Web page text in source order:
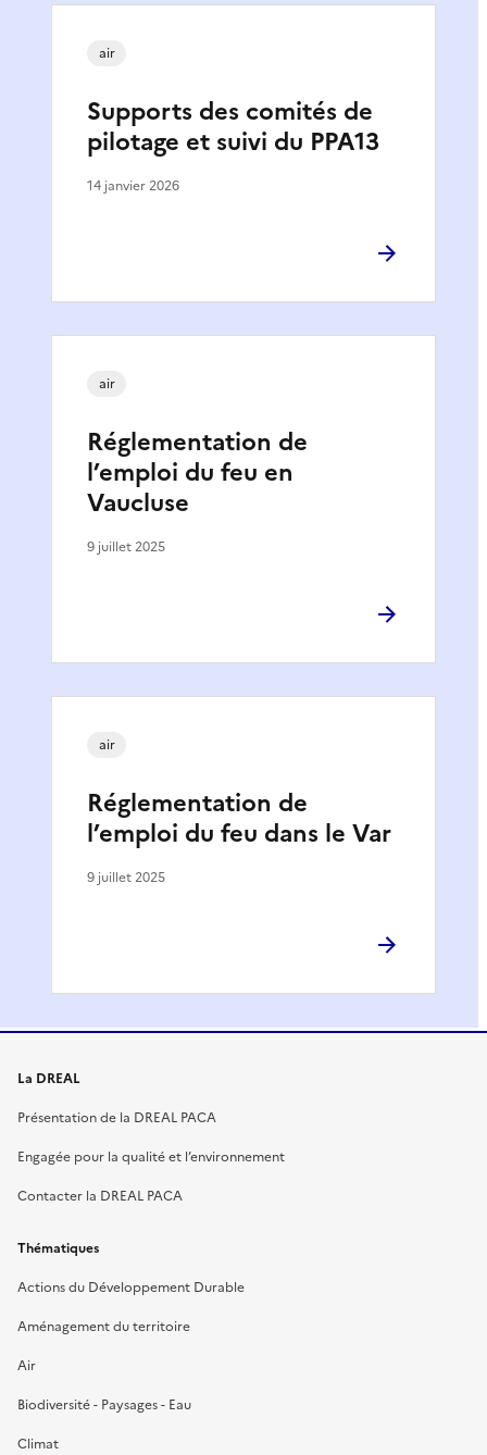
Supports des comités de
pilotage et suivi du PPA13
air
14 janvier 2026
Réglementation de
l’emploi du feu en
Vaucluse
air
9 juillet 2025
Réglementation de
l’emploi du feu dans le Var
air
9 juillet 2025
La DREAL
Présentation de la DREAL PACA
Engagée pour la qualité et l’environnement
Contacter la DREAL PACA
Thématiques
Actions du Développement Durable
Aménagement du territoire
Air
Biodiversité - Paysages - Eau
Climat